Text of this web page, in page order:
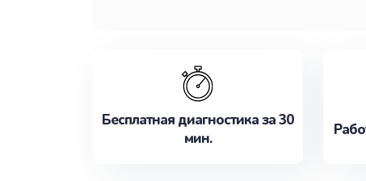
Бесплатная диагностика за 30
мин.